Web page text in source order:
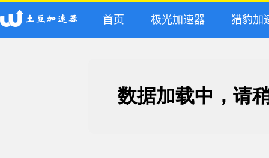
首页 极光加速器 猎豹加